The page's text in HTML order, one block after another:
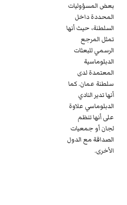
بعض المسؤوليات
المحددة داخل
السلطنة، حيث أنها
تمثل المرجع
الرسمي للبعثات
الدبلوماسية
المعتمدة لدى
سلطنة عمان. كما
أنها تدير النادي
الدبلوماسي علاوة
على أنها تنظم
لجان أو جمعيات
الصداقة مع الدول
الأخرى.